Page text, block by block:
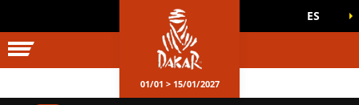
DAKAR
OFICIALES ES
01/01 > 15/01/2027